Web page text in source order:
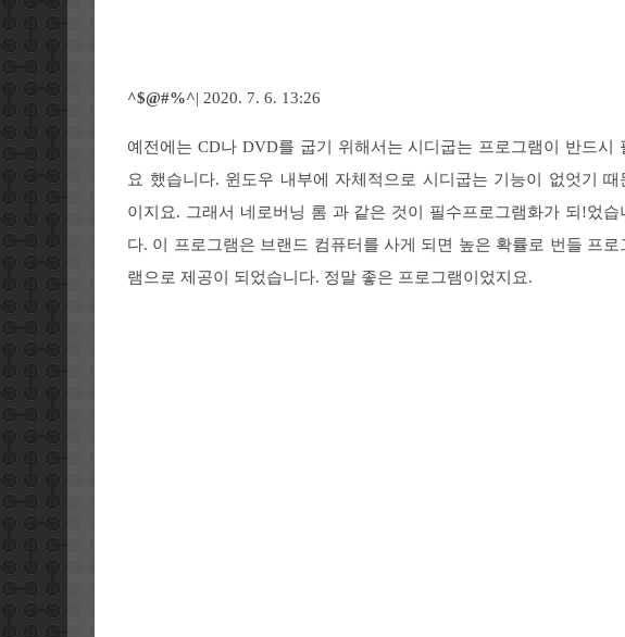
^$@#%^| 2020. 7. 6. 13:26
예전에는 CD나 DVD를 굽기 위해서는 시디굽는 프로그램이 반드시
요 했습니다. 윈도우 내부에 자체적으로 시디굽는 기능이 없엇기 때
이지요. 그래서 네로버닝 롬 과 같은 것이 필수프로그램화가 되!었습
다. 이 프로그램은 브랜드 컴퓨터를 사게 되면 높은 확률로 번들 프로
램으로 제공이 되었습니다. 정말 좋은 프로그램이었지요.